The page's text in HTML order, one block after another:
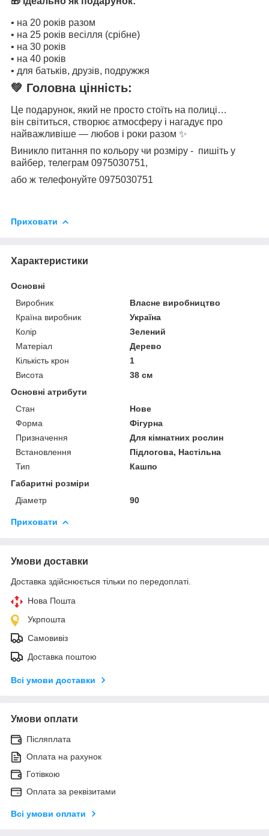
• на 20 років разом
• на 25 років весілля (срібне)
• на 30 років
• на 40 років
• для батьків, друзів, подружжя
💚 Головна цінність:
Це подарунок, який не просто стоїть на полиці…
він світиться, створює атмосферу і нагадує про
найважливіше — любов і роки разом ✨
Виникло питання по кольору чи розміру - пишіть у
вайбер, телеграм 0975030751,
або ж телефонуйте 0975030751
Приховати
Характеристики
Основні
Виробник
Власне виробництво
Країна виробник
Україна
Колір
Зелений
Матеріал
Дерево
Кількість крон
1
Висота
38 см
Основні атрибути
Стан
Нове
Форма
Фігурна
Призначення
Для кімнатних рослин
Встановлення
Підлогова, Настільна
Тип
Кашпо
Габаритні розміри
Діаметр
90
Приховати
Умови доставки
Доставка здійснюється тільки по передоплаті.
Нова Пошта
Укрпошта
Самовивіз
Доставка поштою
Всі умови доставки
Умови оплати
Післяплата
Оплата на рахунок
Готівкою
Оплата за реквізитами
Всі умови оплати